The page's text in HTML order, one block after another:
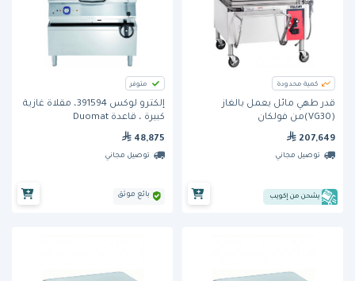
كمية محدودة
قدر طهي مائل يعمل بالغاز
(VG30)من فولكان
207,649
توصيل مجاني
يشحن من إكويب
متوفر
إلكترو لوكس 391594، مقلاة غازية
كبيرة ، قاعدة Duomat
48,875
توصيل مجاني
بائع موثق